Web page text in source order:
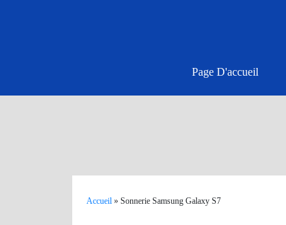
Page D'accueil
Accueil » Sonnerie Samsung Galaxy S7